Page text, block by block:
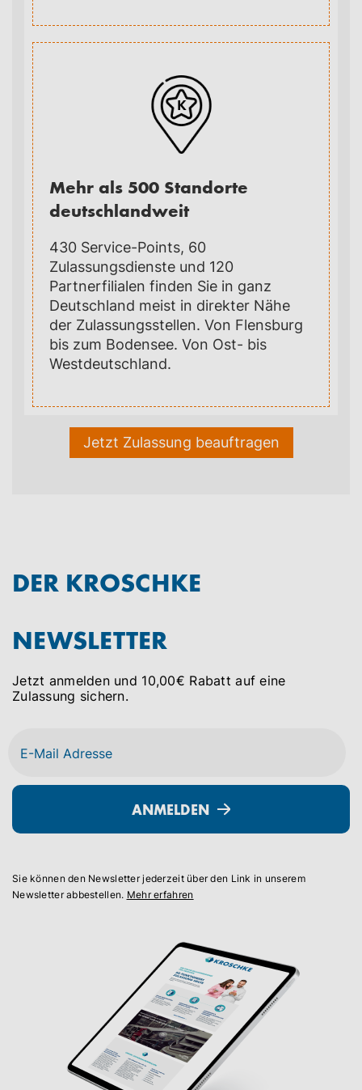
Mehr als 500 Standorte
deutschlandweit
430 Service-Points, 60
Zulassungsdienste und 120
Partnerfilialen finden Sie in ganz
Deutschland meist in direkter Nähe
der Zulassungsstellen. Von Flensburg
bis zum Bodensee. Von Ost- bis
Westdeutschland.
Jetzt Zulassung beauftragen
DER KROSCHKE
NEWSLETTER
Jetzt anmelden und 10,00€ Rabatt auf eine
Zulassung sichern.
ANMELDEN
Sie können den Newsletter jederzeit über den Link in unserem
Newsletter abbestellen. Mehr erfahren